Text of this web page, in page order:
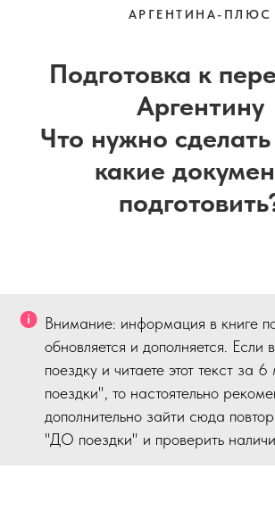
АРГЕНТИНА-ПЛЮС
Подготовка к
Аргентину
Что нужно
какие
Внимание: информация в книге
обновляется и дополняется. Если
поездку и читаете этот текст за
поездки", то настоятельно
дополнительно зайти сюда
"ДО поездки" и проверить